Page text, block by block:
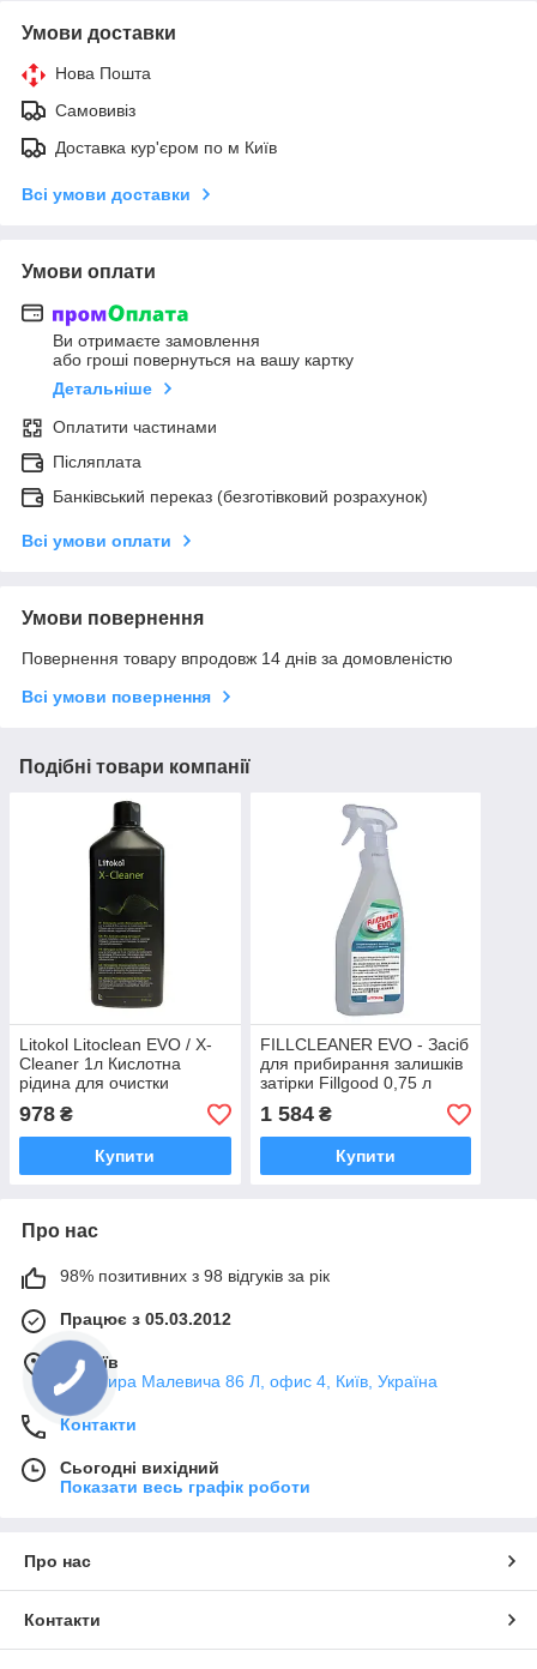
Умови доставки
Нова Пошта
Самовивіз
Доставка кур'єром по м Київ
Всі умови доставки
Умови оплати
Ви отримаєте замовлення
або гроші повернуться на вашу картку
Детальніше
Оплатити частинами
Післяплата
Банківський переказ (безготівковий розрахунок)
Всі умови оплати
Умови повернення
Повернення товару впродовж 14 днів за домовленістю
Всі умови повернення
Подібні товари компанії
Litokol Litoclean EVO / X-
Cleaner 1л Кислотна
рідина для очистки
основі кислоти
978 ₴
Купити
FILLCLEANER EVO - Засіб
для прибирання залишків
затірки Fillgood 0,75 л
1 584₴
Купити
Про нас
98% позитивних з 98 відгуків за рік
Працює з 05.03.2012
м. Київ
Казимира Малевича 86 Л, офис 4, Київ, Україна
Контакти
Сьогодні вихідний
Показати весь графік роботи
Про нас
Контакти